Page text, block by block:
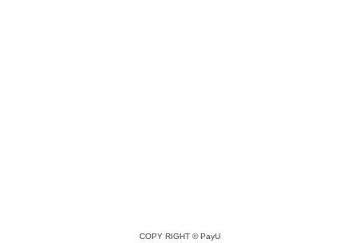
COPY RIGHT ©PayU